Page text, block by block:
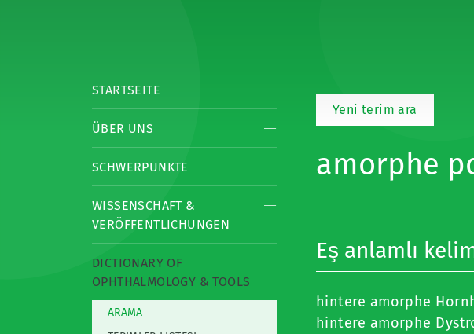
STARTSEITE
ÜBER UNS
SCHWERPUNKTE
WISSENSCHAFT &
VERÖFFENTLICHUNGEN
DICTIONARY OF
OPHTHALMOLOGY & TOOLS
ARAMA
Yeni terim ara
amorphe
Eş anlamlı
hintere amorphe
hintere amorphe